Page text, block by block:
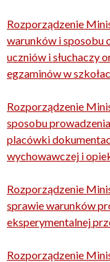
Rozporządzenie
warunków i sposobu
uczniów i słuchaczy
egzaminów w
Rozporządzenie
sposobu
placówki
wychowawczej i
Rozporządzenie
sprawie warunków
eksperymentalnej
Rozporządzenie